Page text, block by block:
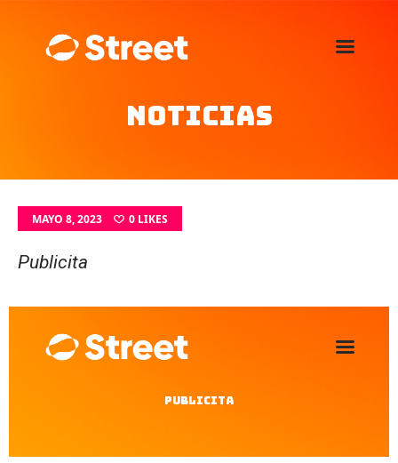
Noticias
La Street FM 101.5
Noticias
Agenda
Publicitá
Familia de auspiciantes
MAYO 8, 2023 0 LIKES
Publicita
Publicita